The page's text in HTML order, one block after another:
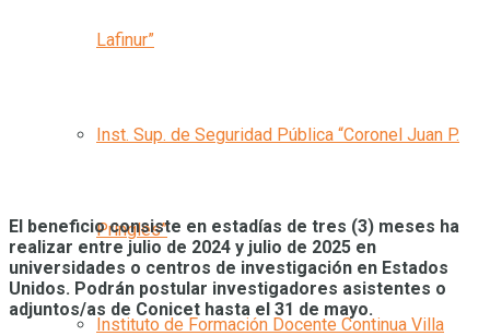
Lafinur”
Inst. Sup. de Seguridad Pública “Coronel Juan P.
Pringles”
Instituto de Formación Docente Continua Villa
El beneficio consiste en estadías de tres (3) meses ha
realizar entre julio de 2024 y julio de 2025 en
universidades o centros de investigación en Estados
Unidos. Podrán postular investigadores asistentes o
adjuntos/as de Conicet hasta el 31 de mayo.